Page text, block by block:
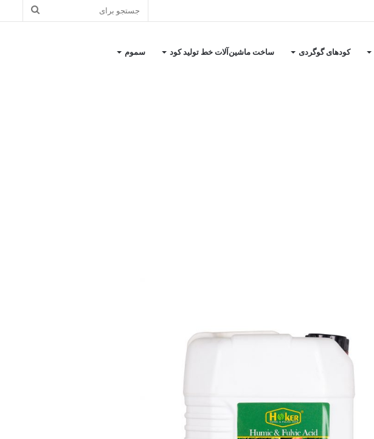
کودهای گوگردی ساخت ماشین‌آلات خط تولید کود سموم